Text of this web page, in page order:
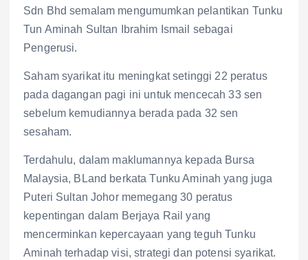
Sdn Bhd semalam mengumumkan pelantikan Tunku
Tun Aminah Sultan Ibrahim Ismail sebagai
Pengerusi.
Saham syarikat itu meningkat setinggi 22 peratus
pada dagangan pagi ini untuk mencecah 33 sen
sebelum kemudiannya berada pada 32 sen
sesaham.
Terdahulu, dalam maklumannya kepada Bursa
Malaysia, BLand berkata Tunku Aminah yang juga
Puteri Sultan Johor memegang 30 peratus
kepentingan dalam Berjaya Rail yang
mencerminkan kepercayaan yang teguh Tunku
Aminah terhadap visi, strategi dan potensi syarikat.